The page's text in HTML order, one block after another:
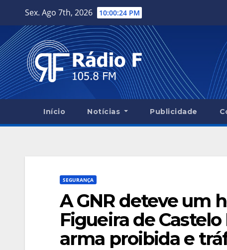
content
Sex. Ago 7th, 2026 10:00:25 PM
Início Notícias Publicidade
SEGURANÇA
A GNR deteve um
Figueira de
arma proibida e